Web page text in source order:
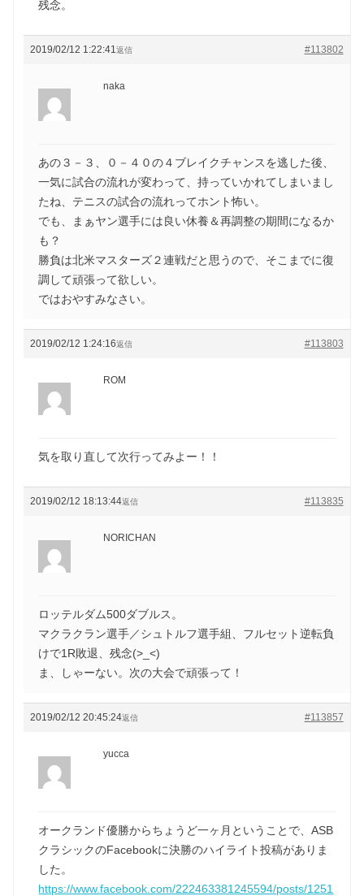
残念。
2019/02/12 1:22:41 #113802
返信
naka
あの３－３、０－４０の４ブレイクチャンスを逃した後、
一気に試合の流れが変わって、持っていかれてしまいまし
たね、テニスの試合の流れってホント怖い。
でも、まぁヤン選手には良い休養＆再調整の期間になるか
も？
勝負は北米マスターズ２連戦だと思うので、そこまでに復
調して頑張って欲しい。
ではおやすみなさい。
2019/02/12 1:24:16 #113803
返信
ROM
気を取り直して次行ってみよー！！
2019/02/12 18:13:44 #113835
返信
NORICHAN
ロッテルダム500ダブルス。
マクラクラン選手／シュトルフ選手組、フルセット逆転負
けで1R敗退、残念(>_<)
ま、しゃーない。次の大会で頑張って！
2019/02/12 20:45:24 #113857
返信
yucca
オークランド優勝からちょうど一ヶ月ということで、ASB
クラシックのFacebookに決勝のハイライト投稿がありま
した。
https://www.facebook.com/222463381245594/posts/1251